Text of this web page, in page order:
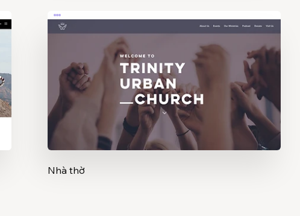
Nhà thờ